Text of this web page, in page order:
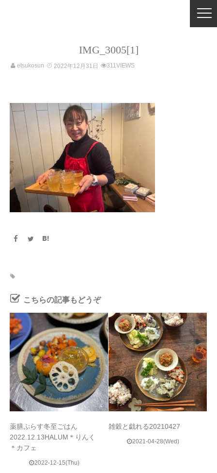
IMG_3005[1]
etsukosun 2022年12月31日 311VIEWS
こちらの記事もどうぞ
薬膳ぷらす冬至ごはん
2022.12.13HALUM＊りんく
＊カフェ
2022-12-15(Thu)
雑穀と戯れる20210427
2021-04-28(Wed)